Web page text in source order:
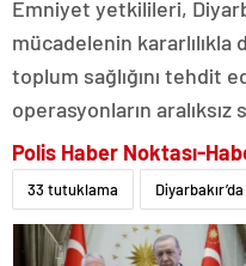
Emniyet yetkilileri,
mücadelenin
toplum sağlığını tehdit
operasyonların aralıksız
Polis Haber Noktası-
33 tutuklama